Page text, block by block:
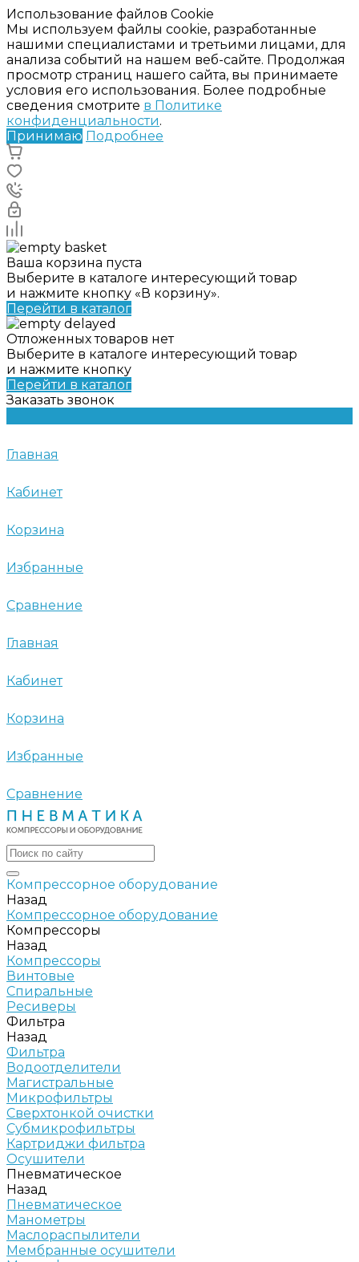
Использование файлов Cookie
Мы используем файлы cookie, разработанные
нашими специалистами и третьими лицами, для
анализа событий на нашем веб-сайте. Продолжая
просмотр страниц нашего сайта, вы принимаете
условия его использования. Более подробные
сведения смотрите в Политике
конфиденциальности.
Принимаю Подробнее
Ваша корзина пуста
Выберите в каталоге интересующий товар
и нажмите кнопку «В корзину».
Перейти в каталог
Отложенных товаров нет
Выберите в каталоге интересующий товар
и нажмите кнопку
Перейти в каталог
Заказать звонок
Главная
Кабинет
Корзина
Избранные
Сравнение
Главная
Кабинет
Корзина
Избранные
Сравнение
Компрессорное оборудование
Назад
Компрессорное оборудование
Компрессоры
Назад
Компрессоры
Винтовые
Спиральные
Ресиверы
Фильтра
Назад
Фильтра
Водоотделители
Магистральные
Микрофильтры
Сверхтонкой очистки
Субмикрофильтры
Картриджи фильтра
Осушители
Пневматическое
Назад
Пневматическое
Манометры
Маслораспылители
Мембранные осушители